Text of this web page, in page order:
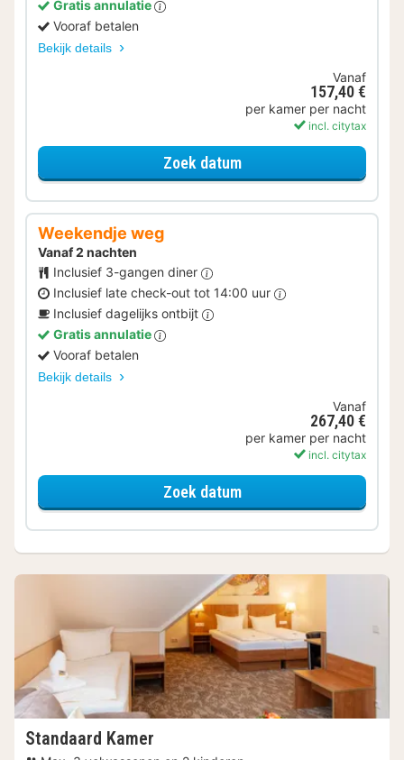
Gratis annulatie
Vooraf betalen
Bekijk details
Vanaf
157,40 €
per kamer per nacht
incl. citytax
Zoek datumvoor Ontbijt Special
Weekendje weg
Vanaf 2 nachten
Inclusief 3-gangen diner
Inclusief late check-out tot 14:00 uur
Inclusief dagelijks ontbijt
Gratis annulatie
Vooraf betalen
Bekijk details
Vanaf
267,40 €
per kamer per nacht
incl. citytax
Zoek datumvoor Weekendje weg
Standaard Kamer